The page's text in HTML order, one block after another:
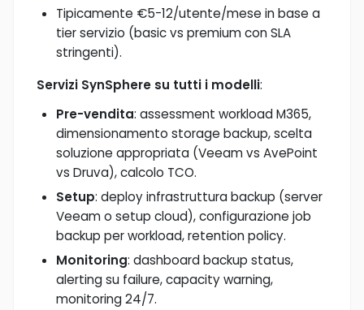
Tipicamente €5-12/utente/mese in base a
tier servizio (basic vs premium con SLA
stringenti).
Servizi SynSphere su tutti i modelli:
Pre-vendita: assessment workload M365,
dimensionamento storage backup, scelta
soluzione appropriata (Veeam vs AvePoint
vs Druva), calcolo TCO.
Setup: deploy infrastruttura backup (server
Veeam o setup cloud), configurazione job
backup per workload, retention policy.
Monitoring: dashboard backup status,
alerting su failure, capacity warning,
monitoring 24/7.